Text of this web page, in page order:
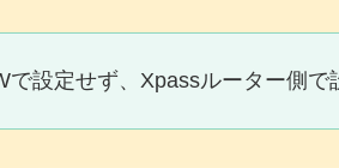
設定せず、Xpassルーター側で